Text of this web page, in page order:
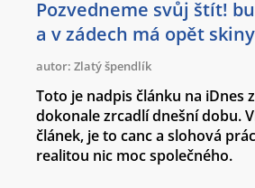
Pozvedneme svůj štít!
a v zádech má opět skiny
autor: Zlatý špendlík
Toto je nadpis článku na iDnes
dokonale zrcadlí dnešní dobu.
článek, je to canc a slohová
realitou nic moc společného.